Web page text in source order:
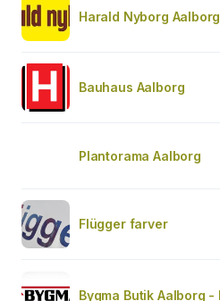
Harald Nyborg Aalborg
Bauhaus Aalborg
Plantorama Aalborg
Flügger farver
Bygma Butik Aalborg